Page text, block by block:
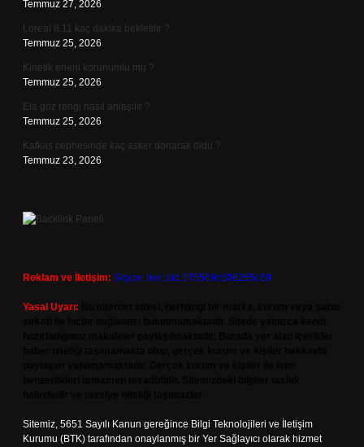
Temmuz 27, 2026
Loreal 8.11 kaç dakika bekletilir ?
Temmuz 25, 2026
Kinetik enerji korunumlu mu ?
Temmuz 25, 2026
Ela göz rengi nasıl anlaşılır ?
Temmuz 25, 2026
Kafkas cephesinde kaç asker donarak öldü ?
Temmuz 23, 2026
Reklam ve İletişim: Skype: live:.cid.575569c608265c69
Yasal Uyarı:
Sitemiz, 5651 Sayılı Kanun gereğince Bilgi Teknolojileri ve İletişim
Kurumu (BTK) tarafından onaylanmış bir Yer Sağlayıcı olarak hizmet